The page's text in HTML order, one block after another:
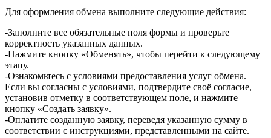
Для оформления обмена выполните следующие действия:
-Заполните все обязательные поля формы и проверьте
корректность указанных данных.
-Нажмите кнопку «Обменять», чтобы перейти к следующему
этапу.
-Ознакомьтесь с условиями предоставления услуг обмена.
Если вы согласны с условиями, подтвердите своё согласие,
установив отметку в соответствующем поле, и нажмите
кнопку «Создать заявку».
-Оплатите созданную заявку, переведя указанную сумму в
соответствии с инструкциями, представленными на сайте.